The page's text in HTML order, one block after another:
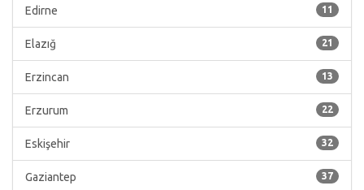
11
Edirne
21
Elazığ
13
Erzincan
22
Erzurum
32
Eskişehir
37
Gaziantep